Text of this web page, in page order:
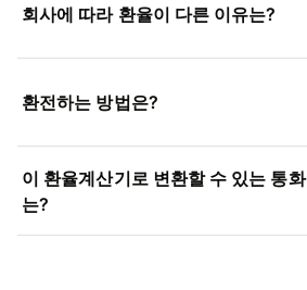
회사에 따라 환율이 다른 이유는?
환전하는 방법은?
이 환율계산기로 변환할 수 있는 통화
는?